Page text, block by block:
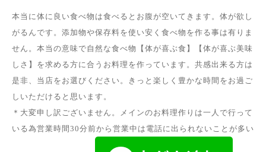
本当に体に良い食べ物は食べるとお腹が空いてきます。体が欲し
がるんです。添加物や保存料を使い安く食べ物を作る事は有りま
せん。本当の意味で自然な食べ物【体が喜ぶ食】【体が喜ぶ美味
しさ】を求める方に合うお料理を作っています。共感出来る方は
是非、当店をお選びください。きっと楽しく豊かな時間をお過ご
しいただけると思います。
＊大変申し訳ございません。メインのお料理作りは一人で行って
いる為営業時間30分前から営業中は電話に出られないことが多い